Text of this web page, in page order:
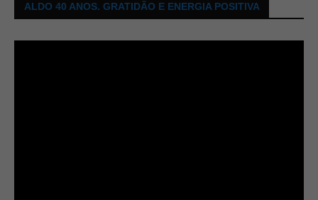
ALDO 40 ANOS. GRATIDÃO E ENERGIA POSITIVA